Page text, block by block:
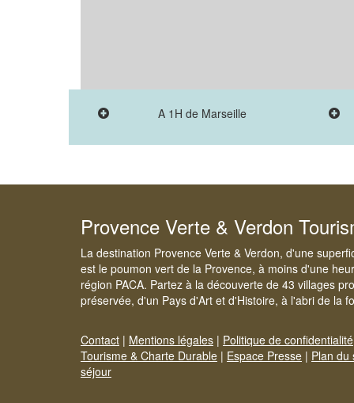
A 1H de Marseille
Provence Verte & Verdon
La destination Provence Verte & Verdon, d'une
est le poumon vert de la Provence, à moins d'une
région PACA. Partez à la découverte de 43 villages
préservée, d'un Pays d'Art et d'Histoire, à l'abri de la
Contact | Mentions légales | Politique de confidentialité
Tourisme & Charte Durable | Espace Presse | Plan du
séjour